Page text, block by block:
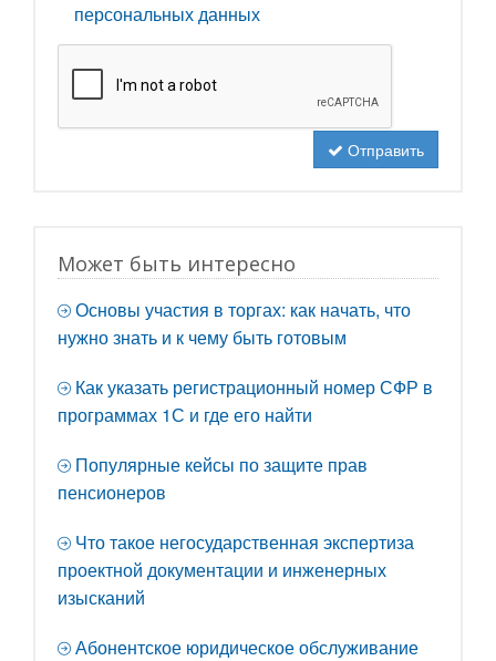
персональных данных
Отправить
Может быть интересно
Основы участия в торгах: как начать, что
нужно знать и к чему быть готовым
Как указать регистрационный номер СФР в
программах 1С и где его найти
Популярные кейсы по защите прав
пенсионеров
Что такое негосударственная экспертиза
проектной документации и инженерных
изысканий
Абонентское юридическое обслуживание